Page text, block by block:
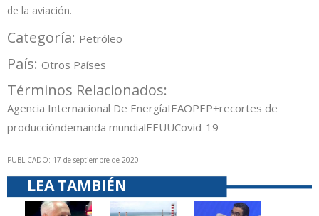
de la aviación.
Categoría: Petróleo
País: Otros Países
Términos Relacionados:
Agencia Internacional De EnergíaIEAOPEP+recortes de
produccióndemanda mundialEEUUCovid-19
PUBLICADO: 17 de septiembre de 2020
LEA TAMBIÉN